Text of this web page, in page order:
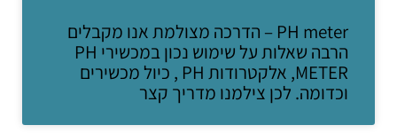
PH meter – הדרכה מצולמת אנו מקבלים
הרבה שאלות על שימוש נכון במכשירי PH
METER, אלקטרודות PH , כיול מכשירים
וכדומה. לכן צילמנו מדריך קצר